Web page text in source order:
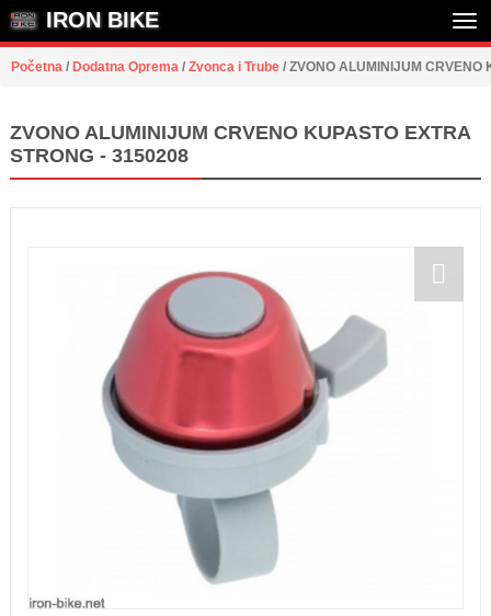
IRON BIKE
Početna / Dodatna Oprema / Zvonca i Trube / ZVONO ALUMINIJUM CRVENO
ZVONO ALUMINIJUM CRVENO KUPASTO EXTRA
STRONG - 3150208